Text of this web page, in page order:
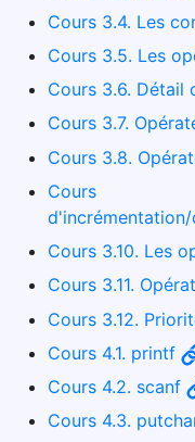
Cours 3.4. Les
Cours 3.5. Les
Cours 3.6. Détail
Cours 3.7.
Cours 3.8.
Cours
Cours 3.10. Les
Cours 3.11.
Cours 3.12.
Cours 4.1. printf
Cours 4.2. scanf
Cours 4.3.